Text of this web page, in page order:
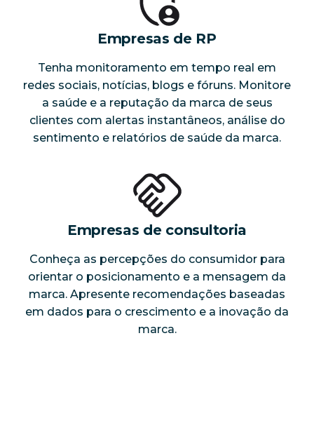
Empresas de RP
Tenha monitoramento em tempo real em
redes sociais, notícias, blogs e fóruns. Monitore
a saúde e a reputação da marca de seus
clientes com alertas instantâneos, análise do
sentimento e relatórios de saúde da marca.
Empresas de consultoria
Conheça as percepções do consumidor para
orientar o posicionamento e a mensagem da
marca. Apresente recomendações baseadas
em dados para o crescimento e a inovação da
marca.